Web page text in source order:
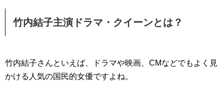
竹内結子主演ドラマ・クイーンとは？
竹内結子さんといえば、ドラマや映画、CMなどでもよく見
かける人気の国民的女優ですよね。